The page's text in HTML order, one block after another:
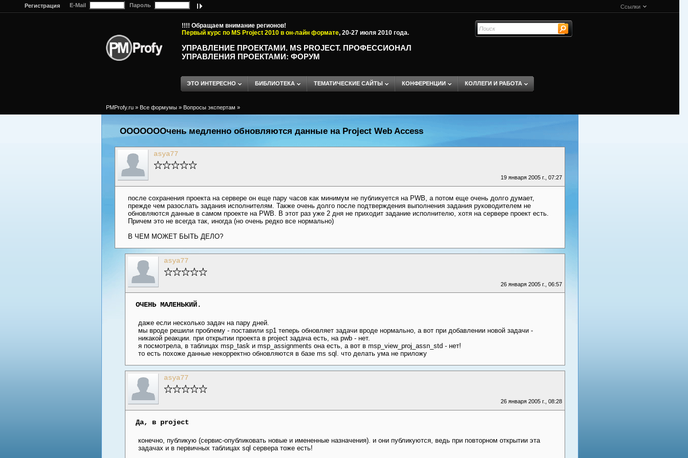
Регистрация E-Mail Пароль Ссылки
!!!! Обращаем внимание регионов!
Первый курс по MS Project 2010 в он-лайн формате, 20-27 июля 2010 года.
УПРАВЛЕНИЕ ПРОЕКТАМИ. MS PROJECT. ПРОФЕССИОНАЛ
УПРАВЛЕНИЯ ПРОЕКТАМИ: ФОРУМ
ЭТО ИНТЕРЕСНО БИБЛИОТЕКА ТЕМАТИЧЕСКИЕ САЙТЫ КОНФЕРЕНЦИИ КОЛЛЕГИ И РАБОТА
PMProfy.ru » Все формумы » Вопросы экспертам »
ОООООООчень медленно обновляются данные на Project Web Access
asya77
19 января 2005 г., 07:27
после сохранения проекта на сервере он еще пару часов как минимум не публикуется на PWB, а потом еще очень долго думает,
прежде чем разослать задания исполнителям. Также очень долго после подтверждения выполнения задания руководителем не
обновляются данные в самом проекте на PWB. В этот раз уже 2 дня не приходит задание исполнителю, хотя на сервере проект есть.
Причем это не всегда так, иногда (но очень редко все нормально)
В ЧЕМ МОЖЕТ БЫТЬ ДЕЛО?
asya77
26 января 2005 г., 06:57
ОЧЕНЬ МАЛЕНЬКИЙ.
даже если несколько задач на пару дней.
мы вроде решили проблему - поставили sp1 теперь обновляет задачи вроде нормально, а вот при добавлении новой задачи -
никакой реакции. при открытии проекта в project задача есть, на pwb - нет.
я посмотрела, в таблицах msp_task и msp_assignments она есть, а вот в msp_view_proj_assn_std - нет!
то есть похоже данные некорректно обновляются в базе ms sql. что делать ума не приложу
asya77
26 января 2005 г., 08:28
Да, в project
конечно, публикую (сервис-опубликовать новые и имененные назначения). и они публикуются, ведь при повторном открытии эта
задачах и в первичных таблицах sql сервера тоже есть!